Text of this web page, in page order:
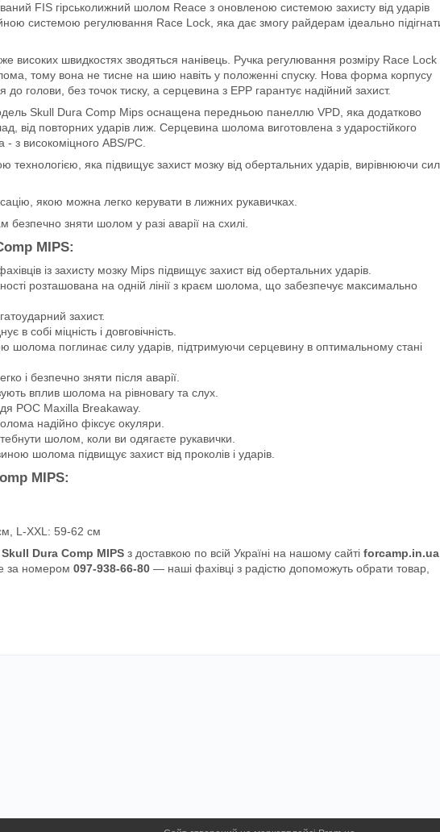
FIS гірськолижний шолом Reace з оновленою системою захисту від ударів
системою регулювання Race Lock, яка дає змогу райдерам ідеально
високих швидкостях зводяться нанівець. Ручка регулювання розміру Race Lock
тому вона не тисне на шию навіть у положенні спуску. Нова форма корпусу
голови, без точок тиску, а серцевина з EPP гарантує надійний захист.
Skull Dura Comp Mips оснащена передньою панеллю VPD, яка додатково
від повторних ударів лиж. Серцевина шолома виготовлена з ударостійкого
з високоміцного ABS/PC.
яка підвищує захист мозку від обертальних ударів, вирівнюючи
якою можна легко керувати в лижних рукавичках.
зняти шолом у разі аварії на схилі.
MIPS:
із захисту мозку Mips підвищує захист від обертальних ударів.
розташована на одній лінії з краєм шолома, що забезпечує максимально
захист.
в собі міцність і довговічність.
шолома поглинає силу ударів, підтримуючи серцевину в оптимальному стані
і безпечно зняти після аварії.
вплив шолома на рівновагу та слух.
POC Maxilla Breakaway.
надійно фіксує окуляри.
шолом, коли ви одягаєте рукавички.
шолома підвищує захист від проколів і ударів.
MIPS:
L-XXL: 59-62 см
Dura Comp MIPS з доставкою по всій Україні на нашому сайті forcamp.in.ua
за номером 097-938-66-80 — наші фахівці з радістю допоможуть обрати товар,